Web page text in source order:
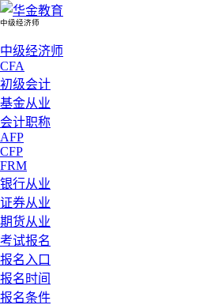
中级经济师
中级经济师
CFA
初级会计
基金从业
会计职称
AFP
CFP
FRM
银行从业
证券从业
期货从业
考试报名
报名入口
报名时间
报名条件